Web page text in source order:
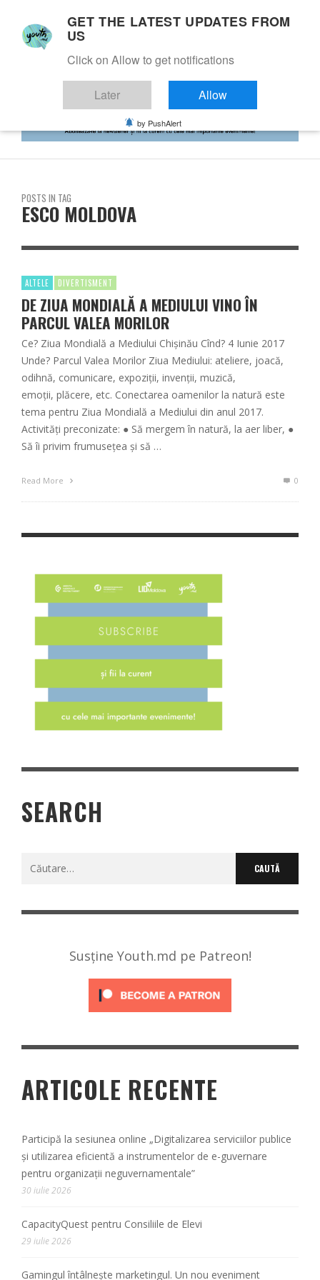
POSTS IN TAG
ESCO MOLDOVA
ALTELE DIVERTISMENT
DE ZIUA MONDIALĂ A MEDIULUI VINO ÎN
PARCUL VALEA MORILOR
Ce? Ziua Mondială a Mediului Chişinău Cînd? 4 Iunie 2017
Unde? Parcul Valea Morilor Ziua Mediului: ateliere, joacă,
odihnă, comunicare, expoziții, invenții, muzică,
emoții, plăcere, etc. Conectarea oamenilor la natură este
tema pentru Ziua Mondială a Mediului din anul 2017.
Activități preconizate: ● Să mergem în natură, la aer liber, ●
Să îi privim frumusețea și să …
Read More 0
SEARCH
Caută
Susține Youth.md pe Patreon!
ARTICOLE RECENTE
Participă la sesiunea online „Digitalizarea serviciilor publice
și utilizarea eficientă a instrumentelor de e-guvernare
pentru organizații neguvernamentale”
30 iulie 2026
CapacityQuest pentru Consiliile de Elevi
29 iulie 2026
Gamingul întâlnește marketingul. Un nou eveniment
GET THE LATEST UPDATES FROM
US
Click on Allow to get notifications
Later Allow
by PushAlert